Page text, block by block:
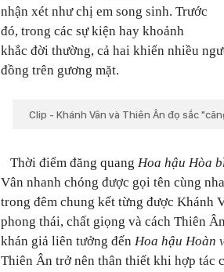
nhận xét như chị em song sinh. Trước
đó, trong các sự kiện hay khoảnh
khắc đời thường, cả hai khiến nhiều
đồng trên gương mặt.
Clip - Khánh Vân và Thiên Ân đọ sắc
Thời điểm đăng quang Hoa hậu Hòa
Vân nhanh chóng được gọi tên cùng
trong đêm chung kết từng được Khánh
phong thái, chất giọng và cách Thiên
khán giả liên tưởng đến Hoa hậu Hoàn
Thiên Ân trở nên thân thiết khi hợp tác